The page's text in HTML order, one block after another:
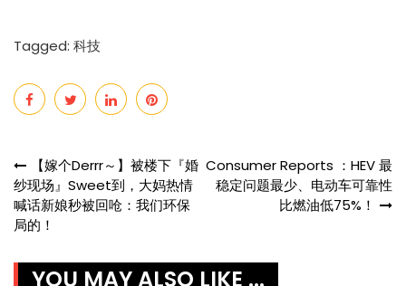
Tagged: 科技
Post
navigation
【嫁个Derrr～】被楼下『婚
纱现场』Sweet到，大妈热情
喊话新娘秒被回呛：我们环保
局的！
Consumer Reports ：HEV 最
稳定问题最少、电动车可靠性
比燃油低75%！
YOU MAY ALSO LIKE ...